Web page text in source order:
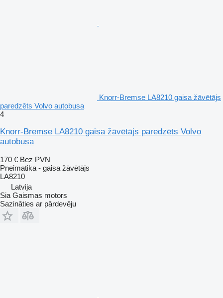
Knorr-Bremse LA8210 gaisa žāvētājs
paredzēts Volvo autobusa
4
Knorr-Bremse LA8210 gaisa žāvētājs paredzēts Volvo
autobusa
170 € Bez PVN
Pneimatika - gaisa žāvētājs
LA8210
Latvija
Sia Gaismas motors
Sazināties ar pārdevēju